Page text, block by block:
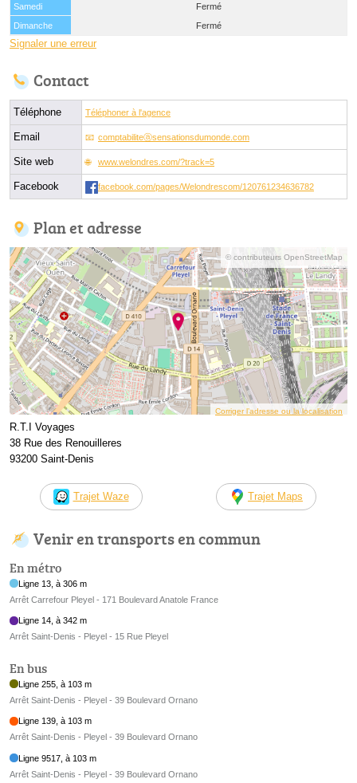
Samedi
Fermé
Dimanche
Fermé
Signaler une erreur
Contact
Téléphone Téléphoner à l'agence
Email comptabiliteⓐsensationsdumonde.com
Site web www.welondres.com/?track=5
Facebook facebook.com/pages/Welondrescom/120761234636782
Plan et adresse
© contributeurs OpenStreetMap
Corriger l’adresse ou la localisation
R.T.I Voyages
38 Rue des Renouilleres
93200 Saint-Denis
Trajet Waze Trajet Maps
Venir en transports en commun
En métro
Ligne 13, à 306 m
Arrêt Carrefour Pleyel - 171 Boulevard Anatole France
Ligne 14, à 342 m
Arrêt Saint-Denis - Pleyel - 15 Rue Pleyel
En bus
Ligne 255, à 103 m
Arrêt Saint-Denis - Pleyel - 39 Boulevard Ornano
Ligne 139, à 103 m
Arrêt Saint-Denis - Pleyel - 39 Boulevard Ornano
Ligne 9517, à 103 m
Arrêt Saint-Denis - Pleyel - 39 Boulevard Ornano